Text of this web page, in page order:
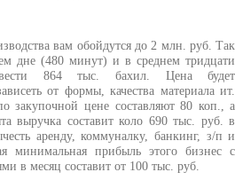
вам обойдутся до 2 млн. руб. Так
дне (480 минут) и в среднем тридцати
864 тыс. бахил. Цена будет
от формы, качества материала ит.
закупочной цене составляют 80 коп., а
выручка составит коло 690 тыс. руб. в
аренду, коммуналку, банкинг, з/п и
минимальная прибыль этого бизнес с
в месяц составит от 100 тыс. руб.